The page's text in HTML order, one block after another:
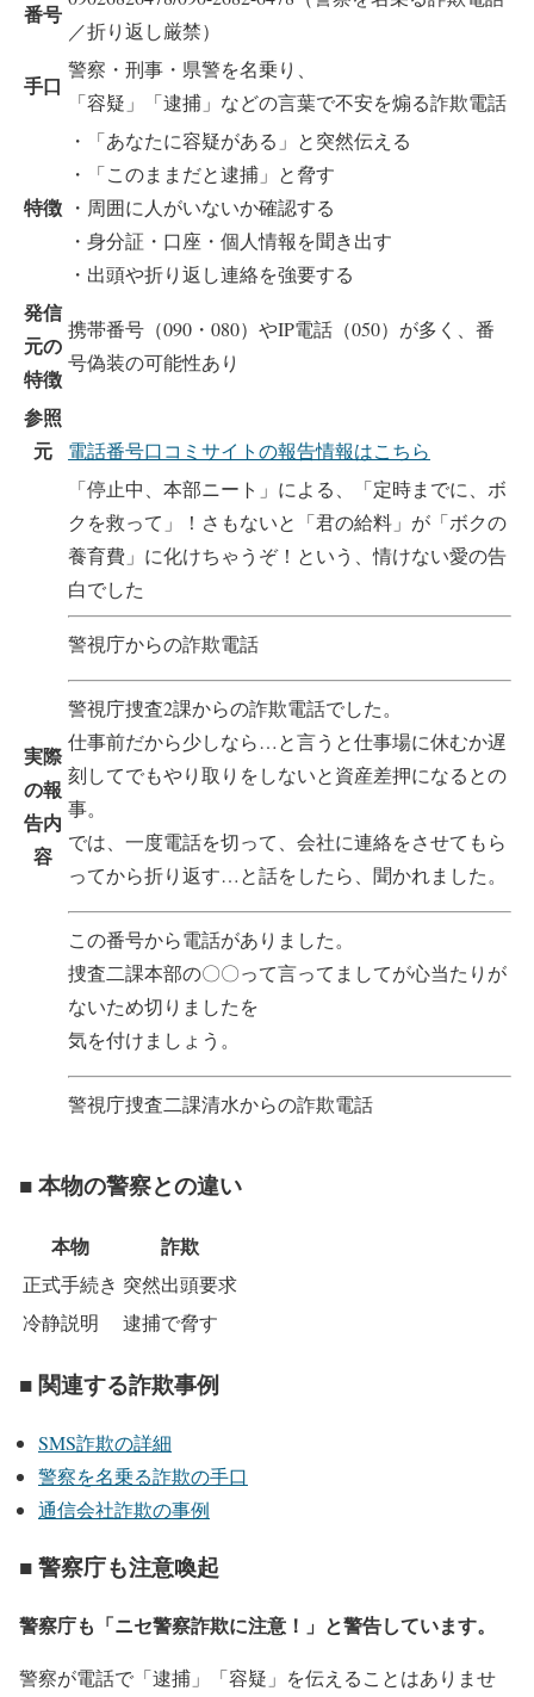
番号
／折り返し厳禁）
手口
警察・刑事・県警を名乗り、
「容疑」「逮捕」などの言葉で不安を煽る詐欺電話
特徴
・「あなたに容疑がある」と突然伝える
・「このままだと逮捕」と脅す
・周囲に人がいないか確認する
・身分証・口座・個人情報を聞き出す
・出頭や折り返し連絡を強要する
発信
元の
特徴
携帯番号（090・080）やIP電話（050）が多く、番
号偽装の可能性あり
参照
元
電話番号口コミサイトの報告情報はこちら
実際
の報
告内
容
「停止中、本部ニート」による、「定時までに、ボ
クを救って」！さもないと「君の給料」が「ボクの
養育費」に化けちゃうぞ！という、情けない愛の告
白でした
警視庁からの詐欺電話
警視庁捜査2課からの詐欺電話でした。
仕事前だから少しなら…と言うと仕事場に休むか遅
刻してでもやり取りをしないと資産差押になるとの
事。
では、一度電話を切って、会社に連絡をさせてもら
ってから折り返す…と話をしたら、聞かれました。
この番号から電話がありました。
捜査二課本部の〇〇って言ってましてが心当たりが
ないため切りましたを
気を付けましょう。
警視庁捜査二課清水からの詐欺電話
■ 本物の警察との違い
本物 詐欺
正式手続き 突然出頭要求
冷静説明
逮捕で脅す
■ 関連する詐欺事例
SMS詐欺の詳細
警察を名乗る詐欺の手口
通信会社詐欺の事例
■ 警察庁も注意喚起
警察庁も「ニセ警察詐欺に注意！」と警告しています。
警察が電話で「逮捕」「容疑」を伝えることはありませ